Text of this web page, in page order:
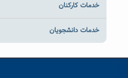
خدمات کارکنان
خدمات دانشجویان